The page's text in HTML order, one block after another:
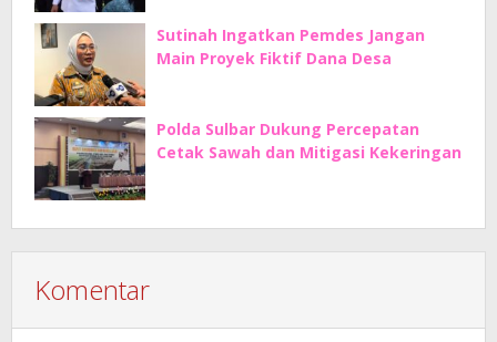
Sutinah Ingatkan Pemdes Jangan
Main Proyek Fiktif Dana Desa
Polda Sulbar Dukung Percepatan
Cetak Sawah dan Mitigasi Kekeringan
Komentar